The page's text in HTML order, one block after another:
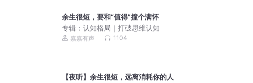
余生很短，要和“值得”撞个满怀
专辑：认知格局｜打破思维认知
嘉嘉有声 1104
【夜听】余生很短，远离消耗你的人